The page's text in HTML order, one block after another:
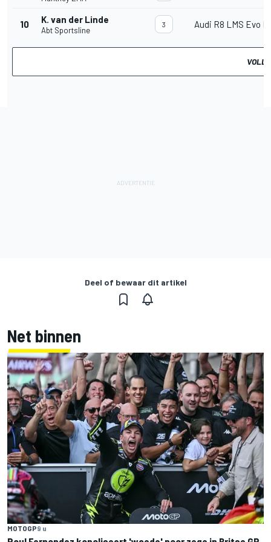
10 K. van der Linde
Abt Sportsline
3 Audi R8 LMS Evo II
Deel of bewaar dit artikel
Net binnen
MOTOGP9 u